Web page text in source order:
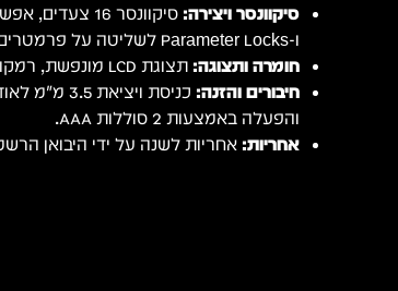
סיקוונסר ויצירה:
ו-Parameter Locks לשליטה על פרמטרים בכל צעד.
חומרה ותצוגה: תצוגת LCD מונפשת, רמקול פנימי מובנה ומבנה קל ונייד במיוחד.
חיבורים והזנה:
כניסת
והפעלה באמצעות 2 סוללות AAA.
אחריות: אחריות לשנה על ידי היבואן